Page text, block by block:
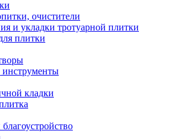
очистители
и укладки тротуарной плитки
плитки
кладки